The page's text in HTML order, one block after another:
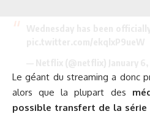
Le géant du streaming a donc
alors que la plupart des
possible transfert de la série